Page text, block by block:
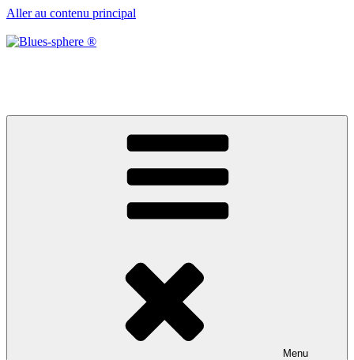
Aller au contenu principal
Menu